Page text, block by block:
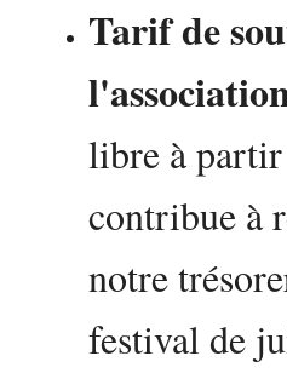
Tarif de
libre à
contribue à
notre
festival de